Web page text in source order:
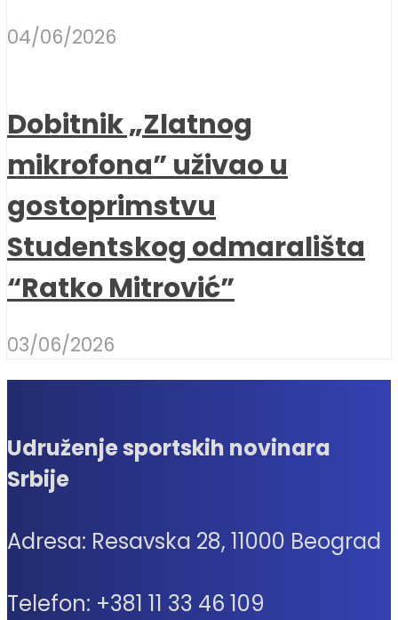
04/06/2026
Dobitnik „Zlatnog
mikrofona” uživao u
gostoprimstvu
Studentskog odmarališta
“Ratko Mitrović”
03/06/2026
Udruženje sportskih novinara
Srbije
Adresa: Resavska 28, 11000 Beograd
Telefon: +381 11 33 46 109